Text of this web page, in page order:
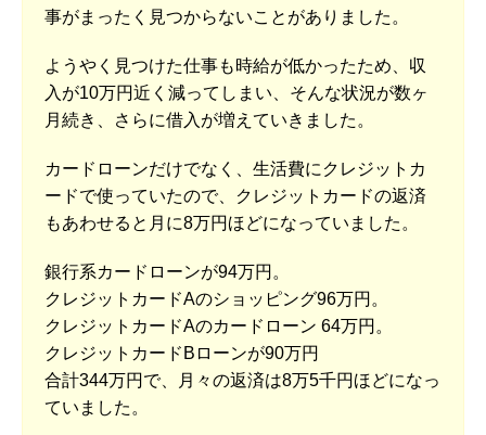
事がまったく見つからないことがありました。
ようやく見つけた仕事も時給が低かったため、収
入が10万円近く減ってしまい、そんな状況が数ヶ
月続き、さらに借入が増えていきました。
カードローンだけでなく、生活費にクレジットカ
ードで使っていたので、クレジットカードの返済
もあわせると月に8万円ほどになっていました。
銀行系カードローンが94万円。
クレジットカードAのショッピング96万円。
クレジットカードAのカードローン 64万円。
クレジットカードBローンが90万円
合計344万円で、月々の返済は8万5千円ほどになっ
ていました。